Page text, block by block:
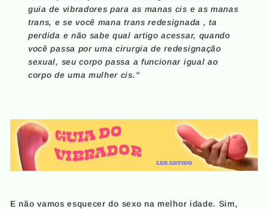
guia de vibradores para as manas cis e as manas
trans, e se você mana trans redesignada , ta
perdida e não sabe qual artigo acessar, quando
você passa por uma cirurgia de redesignação
sexual, seu corpo passa a funcionar igual ao
corpo de uma mulher cis."
E não vamos esquecer do sexo na melhor idade. Sim,